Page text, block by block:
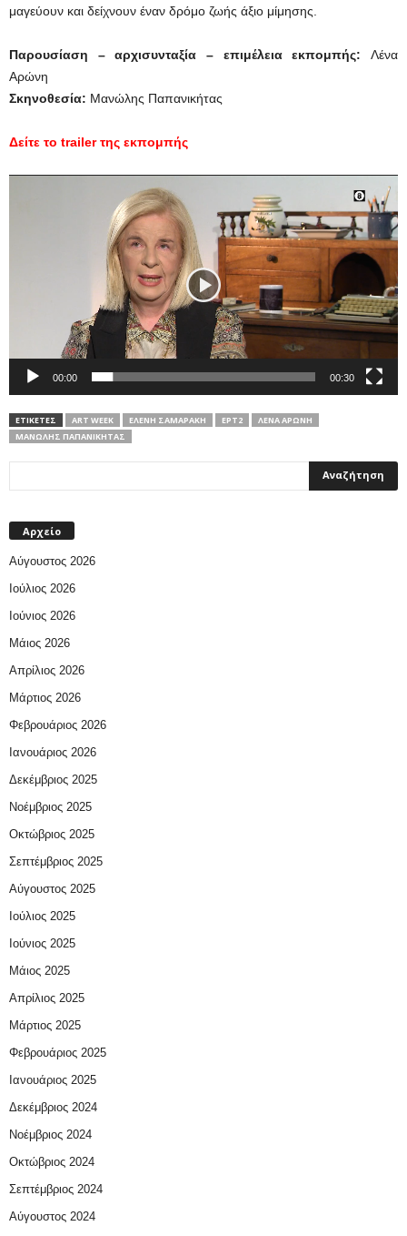
μαγεύουν και δείχνουν έναν δρόμο ζωής άξιο μίμησης.
Παρουσίαση – αρχισυνταξία – επιμέλεια εκπομπής: Λένα
Αρώνη
Σκηνοθεσία: Μανώλης Παπανικήτας
Δείτε το trailer της εκπομπής
00:00 00:30
ΕΤΙΚΕΤΕΣ ART WEEK ΕΛΈΝΗ ΣΑΜΑΡΆΚΗ ΕΡΤ2
ΛΈΝΑ ΑΡΏΝΗ
ΜΑΝΏΛΗΣ ΠΑΠΑΝΙΚΉΤΑΣ
Αρχείο
Αύγουστος 2026
Ιούλιος 2026
Ιούνιος 2026
Μάιος 2026
Απρίλιος 2026
Μάρτιος 2026
Φεβρουάριος 2026
Ιανουάριος 2026
Δεκέμβριος 2025
Νοέμβριος 2025
Οκτώβριος 2025
Σεπτέμβριος 2025
Αύγουστος 2025
Ιούλιος 2025
Ιούνιος 2025
Μάιος 2025
Απρίλιος 2025
Μάρτιος 2025
Φεβρουάριος 2025
Ιανουάριος 2025
Δεκέμβριος 2024
Νοέμβριος 2024
Οκτώβριος 2024
Σεπτέμβριος 2024
Αύγουστος 2024